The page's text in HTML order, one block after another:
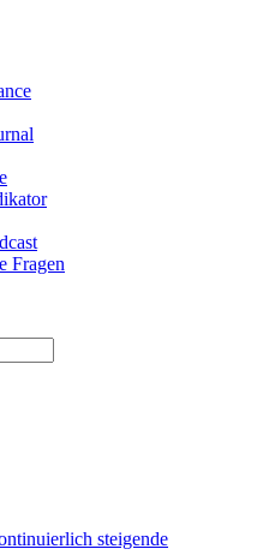
Fragen
steigende